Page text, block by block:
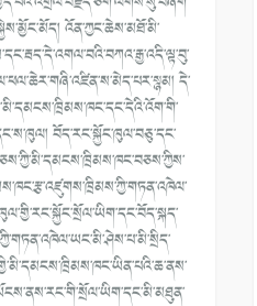
ས་མྱོང་མོད། འོན་ཀྱང་ཆེས་མཐོ་མི་
བའི་བཀའ་རྒྱ་འདི་ལྟ་བུ་
གཞི་འཛིན་ས་མེད་པར་སྙམ། དེ་
འོག་གི་
བོད་རང་སྐྱོང་ཁུལ་བཅུ་དང་
་མི་དམངས་ཁྲིམས་ཁང་བཅས་ཀྱིས་
ཁང་རྩ་འཛུགས་ཁྲིམས་ཀྱི་གཏན་འཁེལ་
ཡིག་དང་བོད་སྐད་
མི་ཤེས་པ་མི་སྲིད་
ཁྲིམས་ཁང་ཡིན་པའི་ཆ་ནས་
གི་སྲོལ་ཡིག་དང་མི་མཐུན་